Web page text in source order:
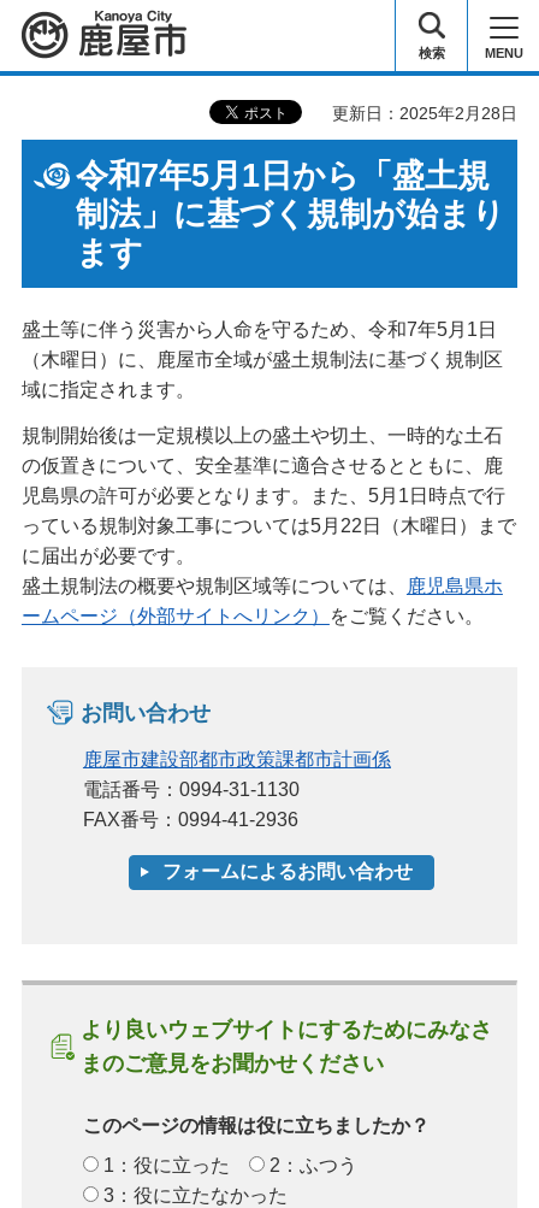
鹿屋市 検索 MENU
更新日：2025年2月28日
令和7年5月1日から「盛土規
制法」に基づく規制が始まり
ます
盛土等に伴う災害から人命を守るため、令和7年5月1日
（木曜日）に、鹿屋市全域が盛土規制法に基づく規制区
域に指定されます。
規制開始後は一定規模以上の盛土や切土、一時的な土石
の仮置きについて、安全基準に適合させるとともに、鹿
児島県の許可が必要となります。また、5月1日時点で行
っている規制対象工事については5月22日（木曜日）まで
に届出が必要です。
盛土規制法の概要や規制区域等については、
鹿児島県ホ
ームページ（外部サイトへリンク）
をご覧ください。
お問い合わせ
鹿屋市建設部都市政策課都市計画係
電話番号：0994-31-1130
FAX番号：0994-41-2936
より良いウェブサイトにするためにみなさ
まのご意見をお聞かせください
このページの情報は役に立ちましたか？
1：役に立った
2：ふつう
3：役に立たなかった